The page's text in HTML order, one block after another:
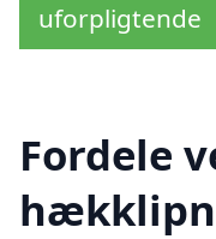
uforpligtende
Fordele